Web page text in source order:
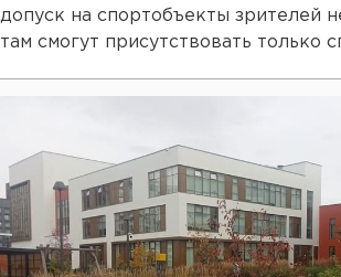
допуск на спортобъекты зрителей
там смогут присутствовать только